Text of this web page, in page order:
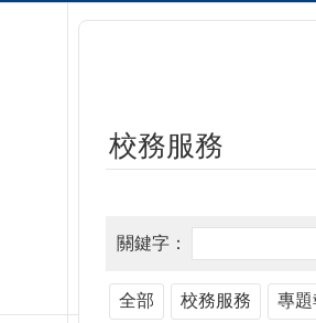
校務服務
全部 校務服務 專